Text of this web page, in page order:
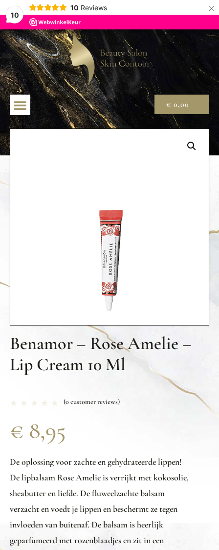
10
10 Reviews ×
€ 0,00
Benamor – Rose Amelie –
Lip Cream 10 Ml
(0customer reviews)
€ 8,95
De oplossing voor zachte en gehydrateerde lippen!
De lipbalsam Rose Amelie is verrijkt met kokosolie,
sheabutter en liefde. De fluweelzachte balsam
verzacht en voedt je lippen en beschermt ze tegen
invloeden van buitenaf. De balsam is heerlijk
geparfumeerd met rozenblaadjes en zit in een